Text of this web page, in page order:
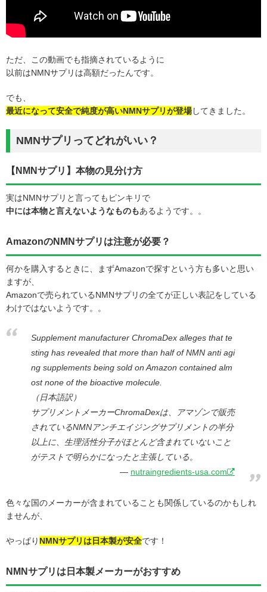
ただ、この動画でも指摘されているように
以前はNMNサプリは高額だったんです。
でも、
最近になって安全で純度が高いNMNサプリが登場してきました。
NMNサプリってどれがいい？
【NMNサプリ】本物の見分け方
実はNMNサプリと言ってもピンキリで
中には本物と言えないようなものもあるようです。。
AmazonのNMNサプリは注意が必要？
何かを購入するときに、まずAmazonで探すという方も多いと思い
ますが、
Amazonで売られているNMNサプリの全てが正しい表記をしている
わけではないようです。。
Supplement manufacturer ChromaDex alleges that te
sting has revealed that more than half of NMN anti agi
ng supplements being sold on Amazon contained alm
ost none of the bioactive molecule.
（日本語訳）
サプリメントメーカーChromaDexは、アマゾンで販売
されているNMNアンチエイジングサプリメントの半分
以上に、生理活性分子がほとんど含まれていないこと
がテストで明らかになったと主張している。
nutraingredients-usa.com
色々な国のメーカーが含まれていることも関係しているのかもしれ
ませんが、
やっぱり NMNサプリは日本製が安全です！
NMNサプリは日本製メーカーがおすすめ